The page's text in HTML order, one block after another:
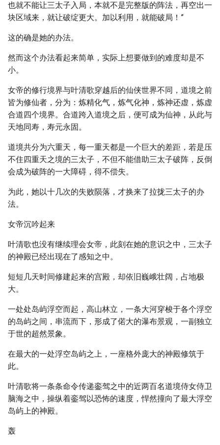
也就不能让三太子入局，本就不是完整版的阵法，再空出一
块区域来，就让破绽更大。加以利用，就能破局！”
这的确是她的办法。
然而这个办法看起来简单，实际上想要做到的难度却是不
小。
女帝的修行境界与叶清歌穿越后的仙侠世界不同，道境之前
皆为修仙者，分为：炼精化气，炼气化神，炼神还虚，炼虚
合道四个境界。合道跨入道境之后，便可成为仙神，从此与
天地同寿，寿元永固。
道境共分为六重天，每一重天都是一个巨大的差距，若是压
不住四重天之境的三太子，不但不能借助三太子破阵，反倒
会成为破阵的一大障碍，得不偿失。
为此，她以十几次的失败陨落，才换来了拉拢三太子的办
法。
女帝沉吟起来
叶清歌也没有继续理会女帝，此刻在她的意识之中，三太子
的神殿已经出现在了感知之中。
短短几天时间修建起来的宫殿，却依旧巍峨壮阔，占地极
大。
一处处岛屿浮空而起，高山林立，一条大河穿梭于各个浮空
的岛屿之间，串流而下，形成了偌大的瀑布景观，一副独立
于世的超然景象。
在最大的一处浮空岛屿之上，一座格外庞大的神殿修筑于
此。
叶清歌将一条条命令传递銮驾之中的近两百名道境侍女侍卫
脑海之中，操纵着銮驾以恐怖的速度，悍然撞向了最大浮空
岛屿上的神殿。
轰